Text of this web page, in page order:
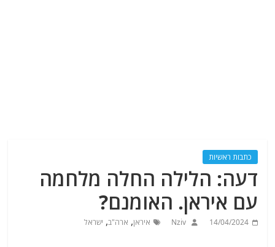
כתבות ראשיות
דעה: הלילה החלה מלחמה
עם איראן. האומנם?
14/04/2024
Nziv איראן, ארה"ב, ישראל